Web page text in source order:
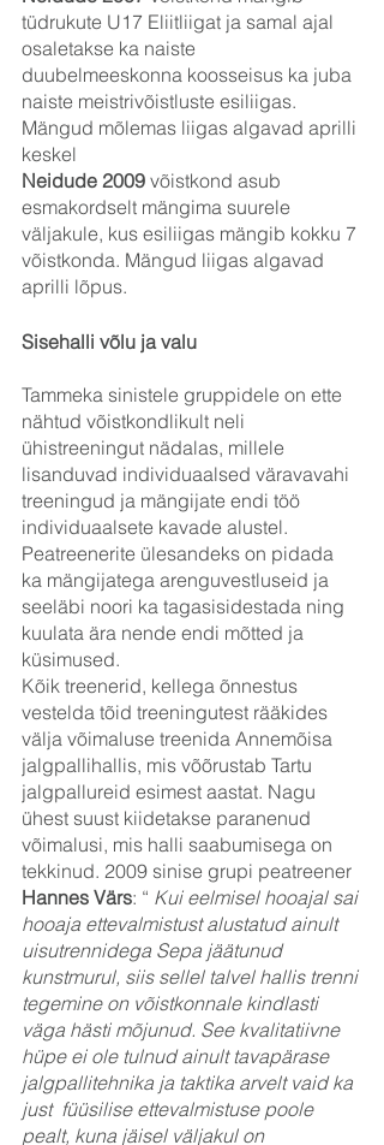
tüdrukute U17 Eliitliigat ja samal ajal
osaletakse ka naiste
duubelmeeskonna koosseisus ka juba
naiste meistrivõistluste esiliigas.
Mängud mõlemas liigas algavad aprilli
keskel
Neidude 2009 võistkond asub
esmakordselt mängima suurele
väljakule, kus esiliigas mängib kokku 7
võistkonda. Mängud liigas algavad
aprilli lõpus.
Sisehalli võlu ja valu
Tammeka sinistele gruppidele on ette
nähtud võistkondlikult neli
ühistreeningut nädalas, millele
lisanduvad individuaalsed väravavahi
treeningud ja mängijate endi töö
individuaalsete kavade alustel.
Peatreenerite ülesandeks on pidada
ka mängijatega arenguvestluseid ja
seeläbi noori ka tagasisidestada ning
kuulata ära nende endi mõtted ja
küsimused.
Kõik treenerid, kellega õnnestus
vestelda tõid treeningutest rääkides
välja võimaluse treenida Annemõisa
jalgpallihallis, mis võõrustab Tartu
jalgpallureid esimest aastat. Nagu
ühest suust kiidetakse paranenud
võimalusi, mis halli saabumisega on
tekkinud. 2009 sinise grupi peatreener
Hannes Värs: “ Kui eelmisel hooajal sai
hooaja ettevalmistust alustatud ainult
uisutrennidega Sepa jäätunud
kunstmurul, siis sellel talvel hallis trenni
tegemine on võistkonnale kindlasti
väga hästi mõjunud. See kvalitatiivne
hüpe ei ole tulnud ainult tavapärase
jalgpallitehnika ja taktika arvelt vaid ka
just  füüsilise ettevalmistuse poole
pealt, kuna jäisel väljakul on